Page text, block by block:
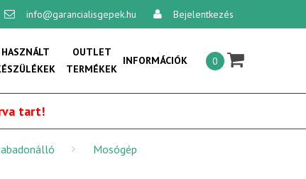
info@garancialisgepek.hu Bejelentkezés
×
0
HASZNÁLT
OUTLET
TERMÉKEK
INFORMÁCIÓK
Általános szerződési feltételek:
Vásárlási feltételek
Szállítási feltételek
tart!
Mosógép